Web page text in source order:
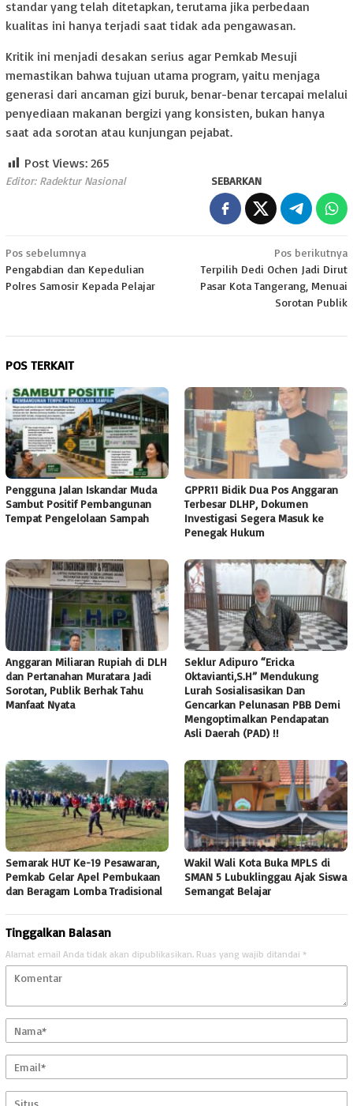
standar yang telah ditetapkan, terutama jika perbedaan
kualitas ini hanya terjadi saat tidak ada pengawasan.
Kritik ini menjadi desakan serius agar Pemkab Mesuji
memastikan bahwa tujuan utama program, yaitu menjaga
generasi dari ancaman gizi buruk, benar-benar tercapai melalui
penyediaan makanan bergizi yang konsisten, bukan hanya
saat ada sorotan atau kunjungan pejabat.
Post Views: 265
Editor: Radektur Nasional SEBARKAN
Navigasi
pos
Pos sebelumnya
Pengabdian dan Kepedulian
Polres Samosir Kepada Pelajar
Pos berikutnya
Terpilih Dedi Ochen Jadi Dirut
Pasar Kota Tangerang, Menuai
Sorotan Publik
POS TERKAIT
Pengguna Jalan Iskandar Muda
Sambut Positif Pembangunan
Tempat Pengelolaan Sampah
GPPR11 Bidik Dua Pos Anggaran
Terbesar DLHP, Dokumen
Investigasi Segera Masuk ke
Penegak Hukum
Anggaran Miliaran Rupiah di DLH
dan Pertanahan Muratara Jadi
Sorotan, Publik Berhak Tahu
Manfaat Nyata
Seklur Adipuro “Ericka
Oktavianti,S.H” Mendukung
Lurah Sosialisasikan Dan
Gencarkan Pelunasan PBB Demi
Mengoptimalkan Pendapatan
Asli Daerah (PAD) !!
Semarak HUT Ke-19 Pesawaran,
Pemkab Gelar Apel Pembukaan
dan Beragam Lomba Tradisional
Wakil Wali Kota Buka MPLS di
SMAN 5 Lubuklinggau Ajak Siswa
Semangat Belajar
Tinggalkan Balasan
Alamat email Anda tidak akan dipublikasikan. Ruas yang wajib ditandai *